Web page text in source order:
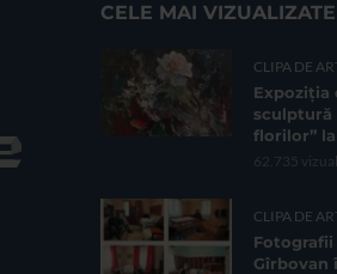
CELE MAI VIZUALIZATE
CLIPA DE
Expoziția
sculptură
florilor”
62.735
CLIPA DE
Fotografii
Gîrbovan